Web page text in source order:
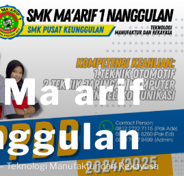
Teknologi Manufaktur dan Rekayasa